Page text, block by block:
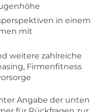
in einem
mit
weitere zahlreiche
Firmenfitness
Angabe der unten